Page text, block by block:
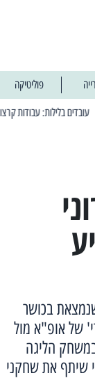
פוליטיקה
בכושר
של אופ"א מול
במשחק הליגה
המאמן האשדודי שיתף את שחקני